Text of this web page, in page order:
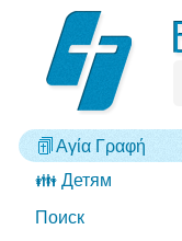
Αγία Γραφή
👪 Детям
Поиск